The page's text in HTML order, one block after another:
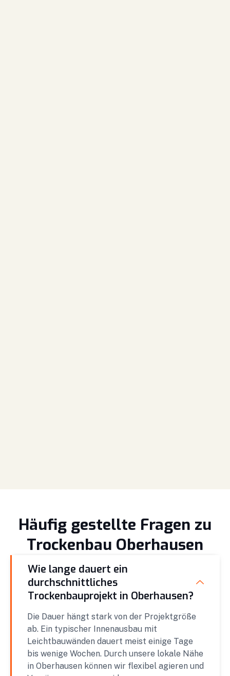
Häufig gestellte Fragen zu
Trockenbau Oberhausen
Wie lange dauert ein
durchschnittliches
Trockenbauprojekt in Oberhausen?
Die Dauer hängt stark von der Projektgröße
ab. Ein typischer Innenausbau mit
Leichtbauwänden dauert meist einige Tage
bis wenige Wochen. Durch unsere lokale Nähe
in Oberhausen können wir flexibel agieren und